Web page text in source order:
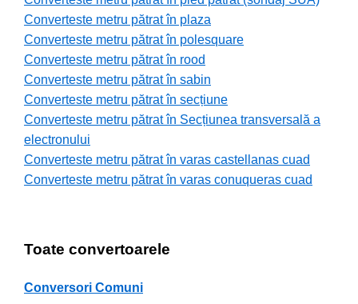
Converteste metru pătrat în plaza
Converteste metru pătrat în polesquare
Converteste metru pătrat în rood
Converteste metru pătrat în sabin
Converteste metru pătrat în secțiune
Converteste metru pătrat în Secțiunea transversală a
electronului
Converteste metru pătrat în varas castellanas cuad
Converteste metru pătrat în varas conuqueras cuad
Toate convertoarele
Conversori Comuni